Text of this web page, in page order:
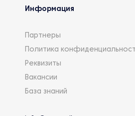
Информация
Партнеры
Политика
Реквизиты
Вакансии
База знаний